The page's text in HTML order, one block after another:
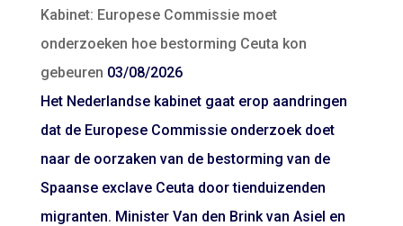
Kabinet: Europese Commissie moet
onderzoeken hoe bestorming Ceuta kon
gebeuren 03/08/2026
Het Nederlandse kabinet gaat erop aandringen
dat de Europese Commissie onderzoek doet
naar de oorzaken van de bestorming van de
Spaanse exclave Ceuta door tienduizenden
migranten. Minister Van den Brink van Asiel en